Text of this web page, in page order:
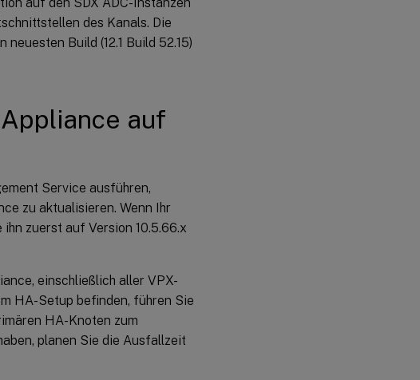
des Kanals. Die
Build (12.1 Build 52.15)
auf
Service ausführen,
zu aktualisieren. Wenn Ihr
zuerst auf Version 10.5.66.x
einschließlich aller VPX-
HA-Setup befinden, führen Sie
HA-Knoten zum
planen Sie die Ausfallzeit